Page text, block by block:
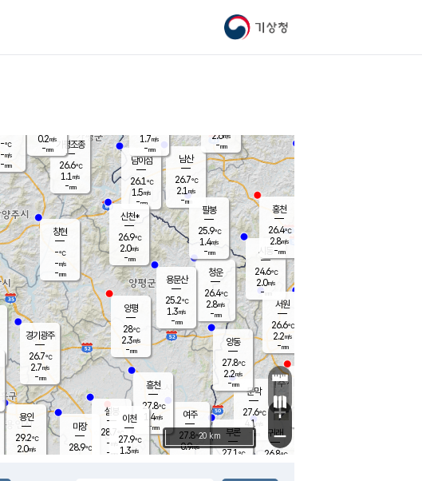
기상청
문막
27.6℃
4.1m/s
mm
남이섬
26.1℃
1.5m/s
-mm
부론
27.1 ℃
남산
26.7℃
2.1 m/s
-mm
청운
26.4℃
2.8m/s
-mm
팔봉
25.9℃
1.4m/s
-mm
용인
29.2℃
2.0m/s
여주
27.8℃
0.9m/s
양동
27.8℃
2.2m/s
-mm
경기광주
26.7℃
2.7m/s
-mm
1.7m/s
-mm
가평조종
26.6℃
1.1 m/s
-mm
-℃
-m/s
-mm
신천*
26.9℃
2.0m/s
-mm
창현
-℃
-m/s
-mm
0.2m/s
-mm
흥천
27.8℃
1.4m/s
-mm
마장
28.9℃
설봉
28.7
-m/s
- mm
시동
24.6℃
2.0m/s
- mm
귀래
26.8℃
서원
26.6℃
2.2m/s
-mm
용문산
25.2℃
1.3m/s
-mm
홍천
26.4℃
2.8m/s
-mm
이천
27.9℃
1.3m/s
양평
28℃
2.3m/s
-mm
2.6m/s
-mm
+
−
20 km